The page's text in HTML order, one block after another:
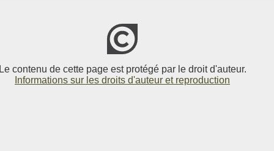
Le contenu de cette page est protégé par le droit d'auteur.
Informations sur les droits d'auteur et reproduction